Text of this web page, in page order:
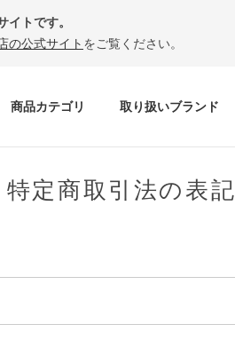
イトです。
の公式サイト をご覧ください。
商品カテゴリ 取り扱いブランド
特定商取引法の表記